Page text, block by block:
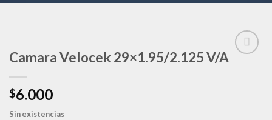
Camara Velocek 29×1.95/2.125 V/A
$6.000
Sin existencias